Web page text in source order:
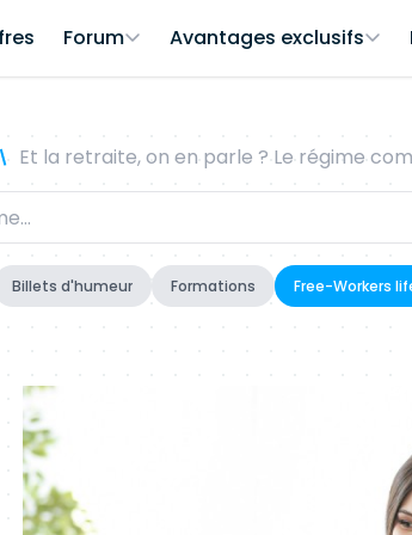
Forum Avantages exclusifs
Et la retraite, on en parle ? Le régime
Billets d'humeur Formations Free-Workers